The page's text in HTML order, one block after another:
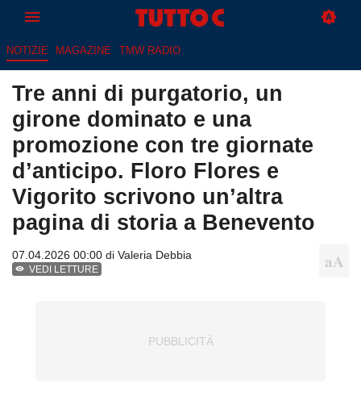
NOTIZIE MAGAZINE TMW RADIO
Tre anni di purgatorio, un
girone dominato e una
promozione con tre giornate
d’anticipo. Floro Flores e
Vigorito scrivono un’altra
pagina di storia a Benevento
07.04.2026 00:00 di Valeria Debbia
VEDI LETTURE